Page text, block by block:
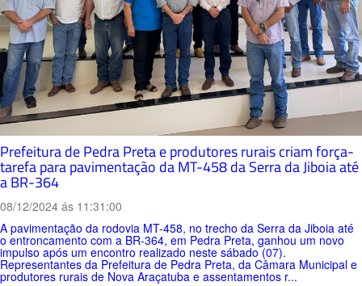
Prefeitura de Pedra Preta e produtores rurais criam força-
tarefa para pavimentação da MT-458 da Serra da Jiboia até
a BR-364
08/12/2024 ás 11:31:00
A pavimentação da rodovia MT-458, no trecho da Serra da Jiboia até
o entroncamento com a BR-364, em Pedra Preta, ganhou um novo
impulso após um encontro realizado neste sábado (07).
Representantes da Prefeitura de Pedra Preta, da Câmara Municipal e
produtores rurais de Nova Araçatuba e assentamentos r...